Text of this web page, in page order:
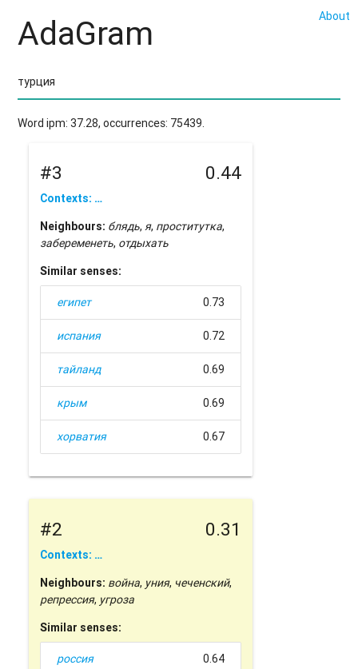
About
AdaGram
Word ipm: 37.28, occurrences: 75439.
#3 0.44
Contexts: …
Neighbours: блядь,я, проститутка,
забеременеть, отдыхать
Similar senses:
египет 0.73
испания 0.72
тайланд 0.69
крым 0.69
хорватия 0.67
#2 0.31
Contexts: …
Neighbours: война, уния, чеченский,
репрессия, угроза
Similar senses:
россия 0.64